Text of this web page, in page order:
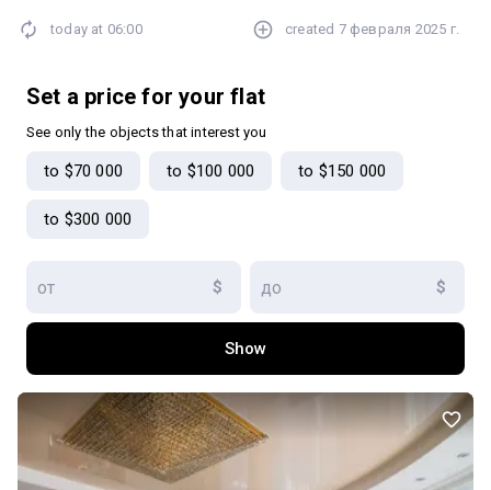
проживання великої родини, а вид з вікон та безпека
today at 06:00 created 7 февраля 2025 г.
Set a price for your flat
See only the objects that interest you
to $70 000 to $100 000 to $150 000
to $300 000
$ $
Show